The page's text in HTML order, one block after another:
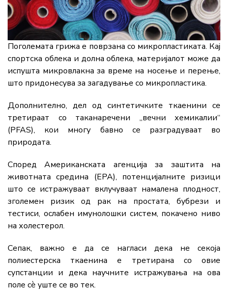
Поголемата грижа е поврзана со микропластиката. Кај
спортска облека и долна облека, материјалот може да
испушта микровлакна за време на носење и перење,
што придонесува за загадување со микропластика.
Дополнително, дел од синтетичките ткаенини се
третираат со таканаречени „вечни хемикалии“
(PFAS), кои многу бавно се разградуваат во
природата.
Според Американската агенција за заштита на
животната средина (EPA), потенцијалните ризици
што се истражуваат вклучуваат намалена плодност,
зголемен ризик од рак на простата, бубрези и
тестиси, ослабен имунолошки систем, покачено ниво
на холестерол.
Сепак, важно е да се нагласи дека не секоја
полиестерска ткаенина е третирана со овие
супстанции и дека научните истражувања на ова
поле сè уште се во тек.